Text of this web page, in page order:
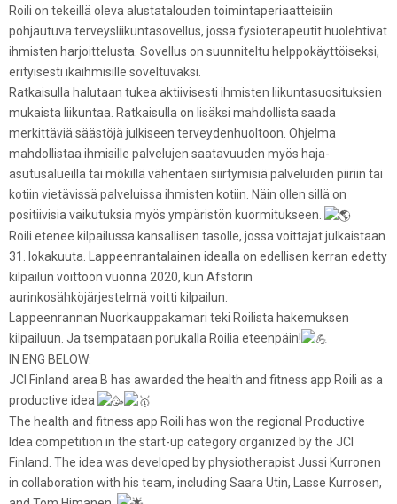
Roili on tekeillä oleva alustatalouden toimintaperiaatteisiin
pohjautuva terveysliikuntasovellus, jossa fysioterapeutit huolehtivat
ihmisten harjoittelusta. Sovellus on suunniteltu helppokäyttöiseksi,
erityisesti ikäihmisille soveltuvaksi.
Ratkaisulla halutaan tukea aktiivisesti ihmisten liikuntasuosituksien
mukaista liikuntaa. Ratkaisulla on lisäksi mahdollista saada
merkittäviä säästöjä julkiseen terveydenhuoltoon. Ohjelma
mahdollistaa ihmisille palvelujen saatavuuden myös haja-
asutusalueilla tai mökillä vähentäen siirtymisiä palveluiden piiriin tai
kotiin vietävissä palveluissa ihmisten kotiin. Näin ollen sillä on
positiivisia vaikutuksia myös ympäristön kuormitukseen.
Roili etenee kilpailussa kansallisen tasolle, jossa voittajat julkaistaan
31. lokakuuta. Lappeenrantalainen idealla on edellisen kerran edetty
kilpailun voittoon vuonna 2020, kun Afstorin
aurinkosähköjärjestelmä voitti kilpailun.
Lappeenrannan Nuorkauppakamari teki Roilista hakemuksen
kilpailuun. Ja tsempataan porukalla Roilia eteenpäin!
IN ENG BELOW:
JCI Finland area B has awarded the health and fitness app Roili as a
productive idea
The health and fitness app Roili has won the regional Productive
Idea competition in the start-up category organized by the JCI
Finland. The idea was developed by physiotherapist Jussi Kurronen
in collaboration with his team, including Saara Utin, Lasse Kurrosen,